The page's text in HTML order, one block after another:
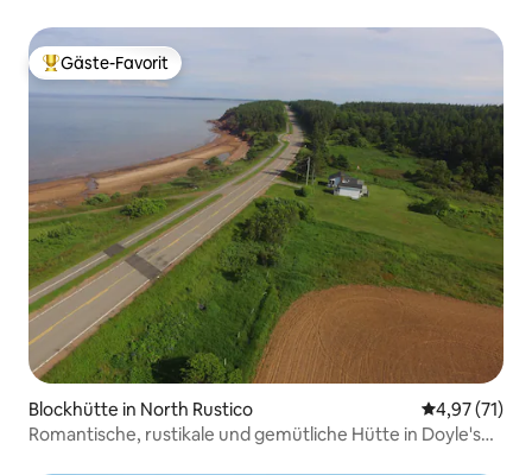
Beliebter Gäste-Favorit.
Gäste-Favorit
Blockhütte in North Rustico
4,97 (71)
Romantische, rustikale und gemütliche Hütte in Doyle's